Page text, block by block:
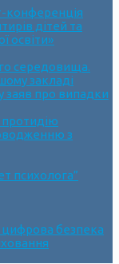
конференція
дітей та
освіти»
середовища.
закладі
заяв про випадки
протидію
з
психолога”
цифрова безпека